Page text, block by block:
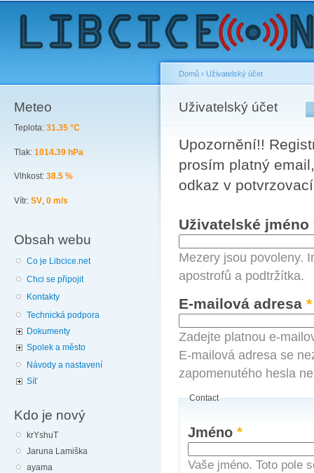
Meteo
Teplota: 31.35 °C
Tlak: 1014.39 hPa
Vlhkost: 38.5 %
Vítr: SV, 0 m/s
Obsah webu
Co je Libcice.net
Chci se připojit
Kontakty
Technická podpora
Dokumenty
Spolek a město
Návody a nastavení
Síť
Kdo je nový
krYshuT
Jaruna Lamiška
ayama
You are here
Domů › Uživatelský účet
Uživatelský účet
Primary tabs
Upozornění!!
prosím platný
odkaz v
Uživatelské jméno
Mezery jsou povoleny.
apostrofů a podtržítka.
E-mailová adresa *
Zadejte platnou e-
E-mailová adresa se
zapomenutého hesla
Contact
Jméno*
Vaše jméno. Toto pole